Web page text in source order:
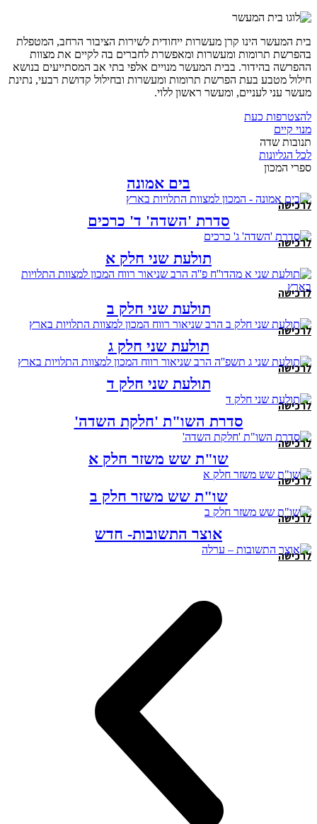
בית המעשר הינו קרן מעשרות ייחודית לשירות הציבור הרחב, המטפלת
בהפרשת תרומות ומעשרות ומאפשרת לחברים בה לקיים את מצוות
ההפרשה בהידור. בבית המעשר מנויים אלפי בתי אב המסתייעים בנושא
חילול מטבע בעת הפרשת תרומות ומעשרות ובחילול קדושת רבעי, נתינת
מעשר עני לעניים, ומעשר ראשון ללוי.
להצטרפות כעת
מנוי קיים
תנובות שדה
לכל הגליונות
ספרי המכון
בים אמונה
לרכישה
סדרת 'השדה' ד' כרכים
לרכישה
תולעת שני חלק א
לרכישה
תולעת שני חלק ב
לרכישה
תולעת שני חלק ג
לרכישה
תולעת שני חלק ד
לרכישה
סדרת השו"ת 'חלקת השדה'
לרכישה
שו"ת שש משזר חלק א
לרכישה
שו"ת שש משזר חלק ב
לרכישה
אוצר התשובות- חדש
לרכישה